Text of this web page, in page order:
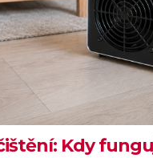
Kdy